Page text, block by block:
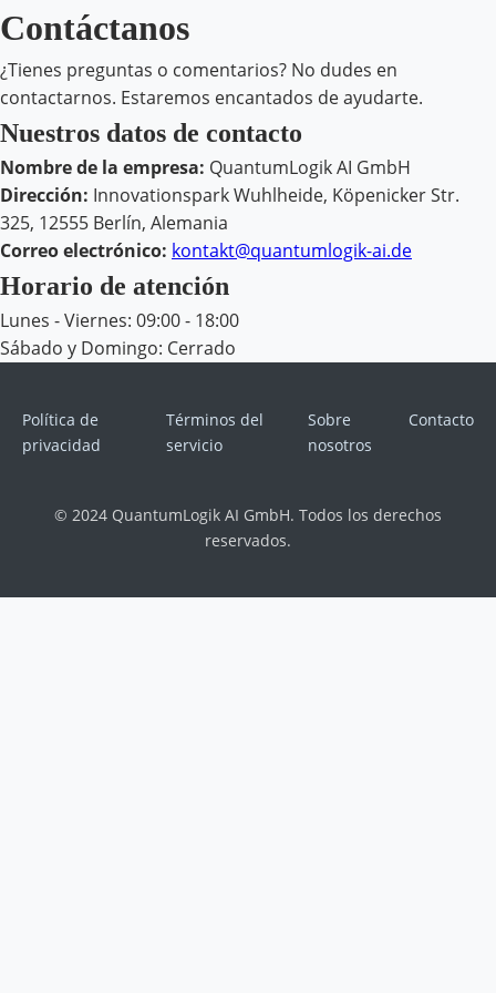
Contáctanos
¿Tienes preguntas o comentarios? No dudes en
contactarnos. Estaremos encantados de ayudarte.
Nuestros datos de contacto
Nombre de la empresa: QuantumLogik AI GmbH
Dirección: Innovationspark Wuhlheide, Köpenicker Str.
325, 12555 Berlín, Alemania
Correo electrónico: kontakt@quantumlogik-ai.de
Horario de atención
Lunes - Viernes: 09:00 - 18:00
Sábado y Domingo: Cerrado
Política de
privacidad
Términos del
servicio
Sobre
nosotros
Contacto
© 2024 QuantumLogik AI GmbH. Todos los derechos
reservados.